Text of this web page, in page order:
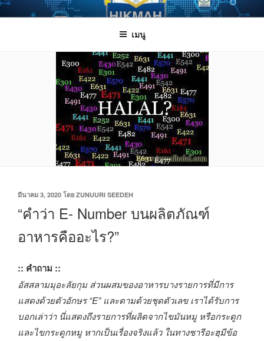
ข้าม HIKMAH
Halal Innovation Knowledge and Management Alert House
เมนู
เขียน
มีนาคม 3, 2020 โดย ZUNUURI SEEDEH
“คำว่า E- Number บนผลิตภัณฑ์
อาหารคืออะไร?”
:: คำถาม ::
อัสสลามมุอะลัยกุม ส่วนผสมของอาหารบางรายการที่มีการ
แสดงด้วยตัวอักษร “E” และตามด้วยชุดตัวเลข เราได้รับการ
บอกเล่าว่า นี่แสดงถึงรายการที่ผลิตจากไขมันหมู หรือกระดูก
และไขกระดูกหมู หากเป็นเรื่องจริงแล้ว ในทางชารีอะฮฺมีข้อ